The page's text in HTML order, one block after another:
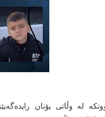
لە وڵاتی یۆنان